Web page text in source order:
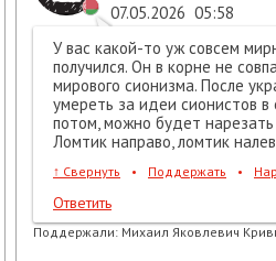
07.05.2026 05:58
У вас какой-то уж совсем
получился. Он в корне не
мирового сионизма. После
умереть за идеи сионистов
потом, можно будет нарезать
Ломтик направо, ломтик
↑ Свернуть • Поддержать •
Ответить
Поддержали: Михаил Яковлевич